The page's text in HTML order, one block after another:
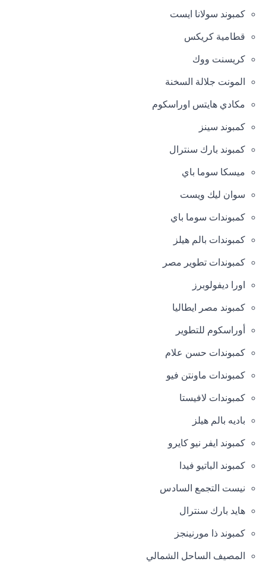
كمبوند سولانا ايست
قطامية كريكس
كريسنت ووك
المونت جلالة السخنة
مكادي هايتس اوراسكوم
كمبوند سينز
كمبوند بارك سنترال
ميسكا سوما باي
سوان ليك ويست
كمبوندات سوما باي
كمبوندات بالم هيلز
كمبوندات تطوير مصر
اورا ديفولوبرز
كمبوند مصر ايطاليا
أوراسكوم للتطوير
كمبوندات حسن علام
كمبوندات ماونتن فيو
كمبوندات لافيستا
باديه بالم هيلز
كمبوند ايفر نيو كايرو
كمبوند الباتيو فيدا
نيست التجمع السادس
هايد بارك سنترال
كمبوند ذا مورنينجز
المصيف الساحل الشمالي